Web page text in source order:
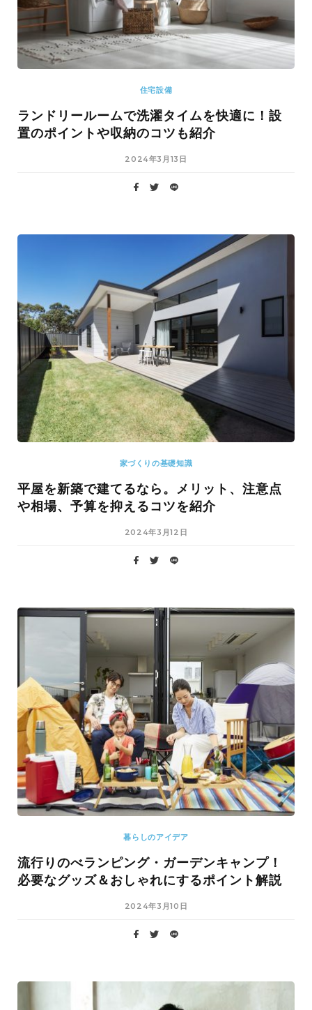
住宅設備
ランドリールームで洗濯タイムを快適に！設
置のポイントや収納のコツも紹介
2024年3月13日
家づくりの基礎知識
平屋を新築で建てるなら。メリット、注意点
や相場、予算を抑えるコツを紹介
2024年3月12日
暮らしのアイデア
流行りのべランピング・ガーデンキャンプ！
必要なグッズ＆おしゃれにするポイント解説
2024年3月10日